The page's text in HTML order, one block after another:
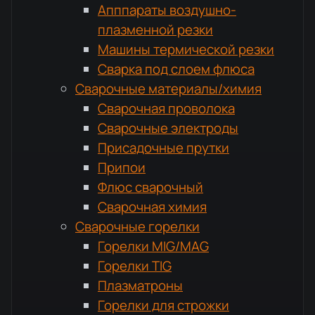
Апппараты воздушно-
плазменной резки
Машины термической резки
Сварка под слоем флюса
Сварочные материалы/химия
Сварочная проволока
Сварочные электроды
Присадочные прутки
Припои
Флюс сварочный
Сварочная химия
Сварочные горелки
Горелки MIG/MAG
Горелки TIG
Плазматроны
Горелки для строжки